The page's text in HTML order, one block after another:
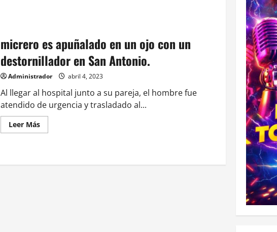
micrero es apuñalado en un ojo con un
destornillador en San Antonio.
Administrador abril 4, 2023
Al llegar al hospital junto a su pareja, el hombre fue
atendido de urgencia y trasladado al...
Leer MásLeer
más
apuñalado